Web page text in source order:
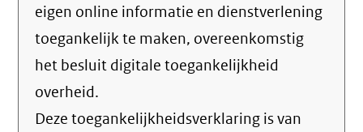
eigen online informatie en dienstverlening
toegankelijk te maken, overeenkomstig
het besluit digitale toegankelijkheid
overheid.
Deze toegankelijkheidsverklaring is van